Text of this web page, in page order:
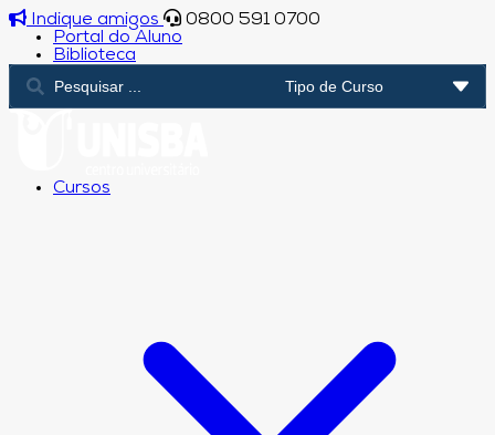
Indique amigos
0800 591 0700
Portal do Aluno
Biblioteca
Cursos